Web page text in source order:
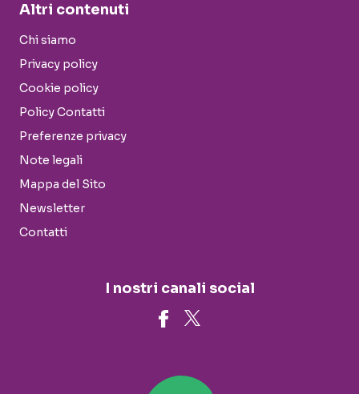
Altri contenuti
Chi siamo
Privacy policy
Cookie policy
Policy Contatti
Preferenze privacy
Note legali
Mappa del Sito
Newsletter
Contatti
I nostri canali social